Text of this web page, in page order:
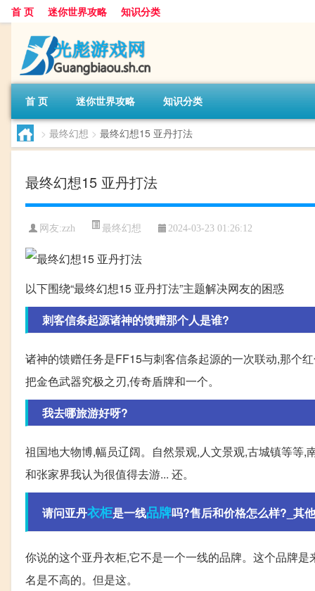
首 页 迷你世界攻略 知识分类
首 页 迷你世界攻略 知识分类
> 最终幻想 > 最终幻想15 亚丹打法
最终幻想15 亚丹打法
网友:zzh 最终幻想 2024-03-23 01:26:12
以下围绕“最终幻想15 亚丹打法”主题解决网友的困惑
刺客信条起源诸神的馈赠那个人是谁?
诸神的馈赠任务是FF15与刺客信条起源的一次联动,那个
把金色武器究极之刃,传奇盾牌和一个。
我去哪旅游好呀?
祖国地大物博,幅员辽阔。自然景观,人文景观,古城镇等等
和张家界我认为很值得去游... 还。
请问亚丹衣柜是一线品牌吗?售后和价格怎么样?_其
你说的这个亚丹衣柜,它不是一个一线的品牌。这个品牌
名是不高的。但是这。